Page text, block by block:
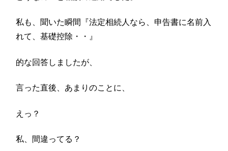
私も、聞いた瞬間『法定相続人なら、申告書に名前入
れて、基礎控除・・』
的な回答しましたが、
言った直後、あまりのことに、
えっ？
私、間違ってる？